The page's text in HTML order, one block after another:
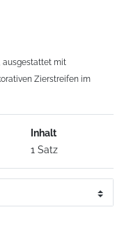
ausgestattet mit
Zierstreifen im
Inhalt
1 Satz